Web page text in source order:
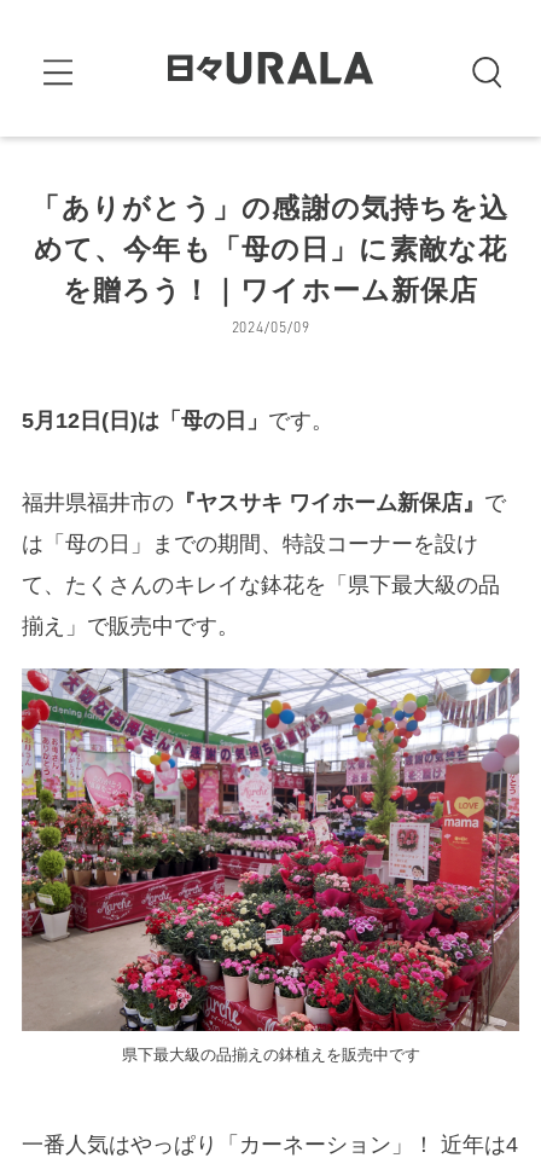
「ありがとう」の感謝の気持ちを込
めて、今年も「母の日」に素敵な花
を贈ろう！｜ワイホーム新保店
2024/05/09
5月12日(日)は「母の日」 です。
福井県福井市の『ヤスサキ ワイホーム新保店』 で
は「母の日」までの期間、特設コーナーを設け
て、たくさんのキレイな鉢花を「県下最大級の品
揃え」で販売中です。
県下最大級の品揃えの鉢植えを販売中です
一番人気はやっぱり「カーネーション」！ 近年は4